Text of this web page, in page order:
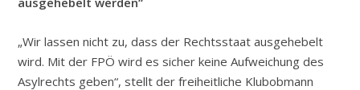
„Wir lassen nicht zu, dass der Rechtsstaat ausgehebelt
wird. Mit der FPÖ wird es sicher keine Aufweichung des
Asylrechts geben“, stellt der freiheitliche Klubobmann